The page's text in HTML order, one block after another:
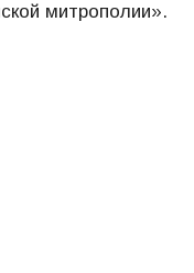
митрополии».